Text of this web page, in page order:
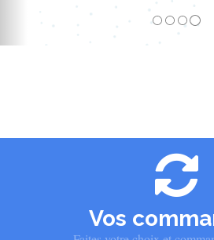
Vos